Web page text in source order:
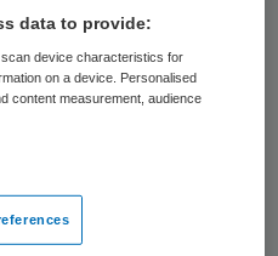
met alle
de slag. De eerste
vrijdag plaats.
zorgverleners niet
data to provide:
device characteristics for
on a device. Personalised
content measurement, audience